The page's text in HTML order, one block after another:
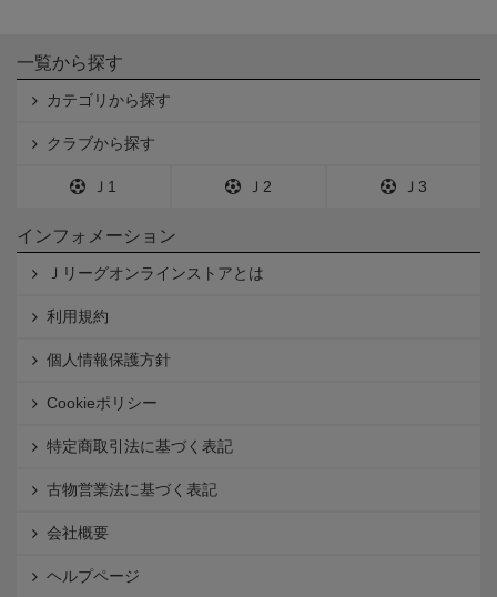
一覧から探す
カテゴリから探す
クラブから探す
Ｊ1 Ｊ2 Ｊ3
インフォメーション
Ｊリーグオンラインストアとは
利用規約
個人情報保護方針
Cookieポリシー
特定商取引法に基づく表記
古物営業法に基づく表記
会社概要
ヘルプページ